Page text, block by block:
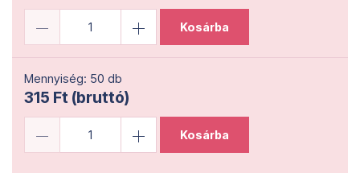
Kosárba
Mennyiség: 50 db
315 Ft (bruttó)
Kosárba